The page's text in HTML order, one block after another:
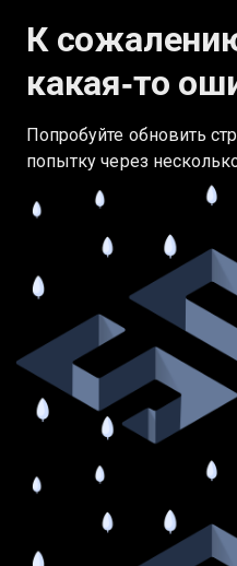
К
какая‑то
Попробуйте обновить
попытку через